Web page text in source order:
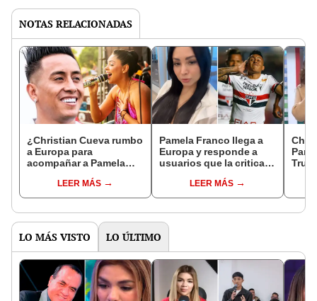
NOTAS RELACIONADAS
¿Christian Cueva rumbo
a Europa para
acompañar a Pamela
'Amor y fuego' descubre
curioso detalle
LEER MÁS
Pamela Franco llega a
Europa y responde a
usuarios que la critican:
fascinan”LEER MÁS
Hoy’
LO MÁS VISTO LO ÚLTIMO